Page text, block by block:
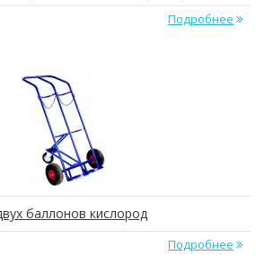
Подробнее
баллонов кислород
Подробнее